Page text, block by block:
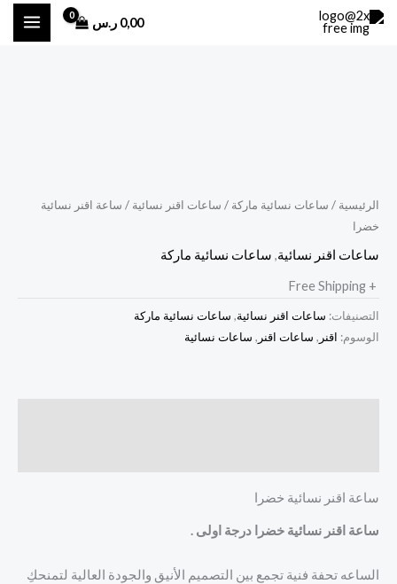
تخطي
0,00 ر.س
الرئيسية / ساعات نسائية ماركة / ساعات اقنر نسائية / ساعة اقنر نسائية
خضرا
ساعات اقنر نسائية, ساعات نسائية ماركة
+ Free Shipping
التصنيفات: ساعات اقنر نسائية, ساعات نسائية ماركة
الوسوم: اقنر , ساعات اقنر , ساعات نسائية
ساعة اقنر نسائية خضرا
ساعة اقنر نسائية خضرا درجة اولى .
الساعه تحفة فنية تجمع بين التصميم الأنيق والجودة العالية لتمنحكِ